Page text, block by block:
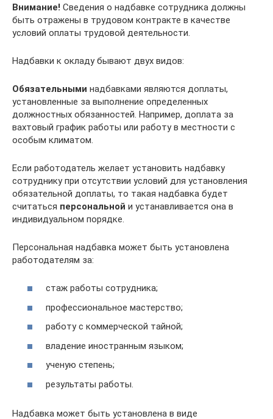
Внимание! Сведения о надбавке сотрудника должны
быть отражены в трудовом контракте в качестве
условий оплаты трудовой деятельности.
Надбавки к окладу бывают двух видов:
Обязательными надбавками являются доплаты,
установленные за выполнение определенных
должностных обязанностей. Например, доплата за
вахтовый график работы или работу в местности с
особым климатом.
Если работодатель желает установить надбавку
сотруднику при отсутствии условий для установления
обязательной доплаты, то такая надбавка будет
считаться персональной и устанавливается она в
индивидуальном порядке.
Персональная надбавка может быть установлена
работодателям за:
стаж работы сотрудника;
профессиональное мастерство;
работу с коммерческой тайной;
владение иностранным языком;
ученую степень;
результаты работы.
Надбавка может быть установлена в виде